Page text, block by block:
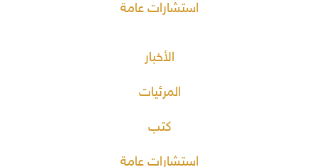
استشارات عامة
الأخبار
المرئيات
كتب
استشارات عامة